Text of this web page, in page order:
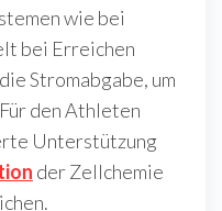
wie bei
bei Erreichen
Stromabgabe, um
den Athleten
Unterstützung
der Zellchemie